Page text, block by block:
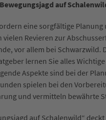
auf
eine sorgfältige
vielen Revieren zur
vor allem bei
lernen Sie alles
Aspekte sind bei der
spielen bei den
und vermitteln bewährte
auf Schalenwild“